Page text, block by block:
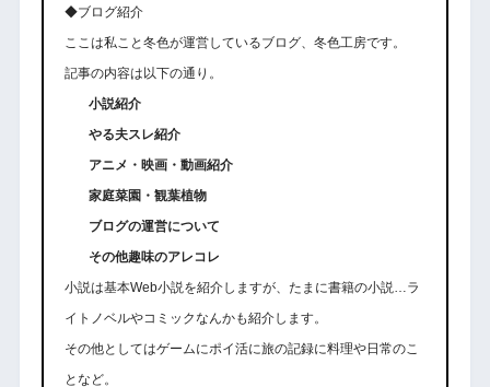
◆ブログ紹介
ここは私こと冬色が運営しているブログ、冬色工房です。
記事の内容は以下の通り。
小説紹介
やる夫スレ紹介
アニメ・映画・動画紹介
家庭菜園・観葉植物
ブログの運営について
その他趣味のアレコレ
小説は基本Web小説を紹介しますが、たまに書籍の小説…ラ
イトノベルやコミックなんかも紹介します。
その他としてはゲームにポイ活に旅の記録に料理や日常のこ
となど。